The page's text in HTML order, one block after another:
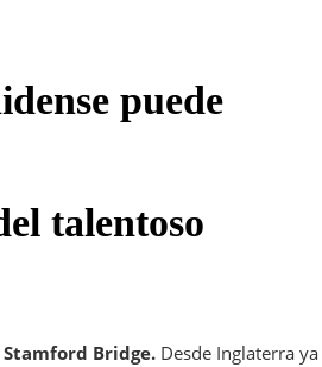
puede
talentoso
Bridge. Desde Inglaterra ya